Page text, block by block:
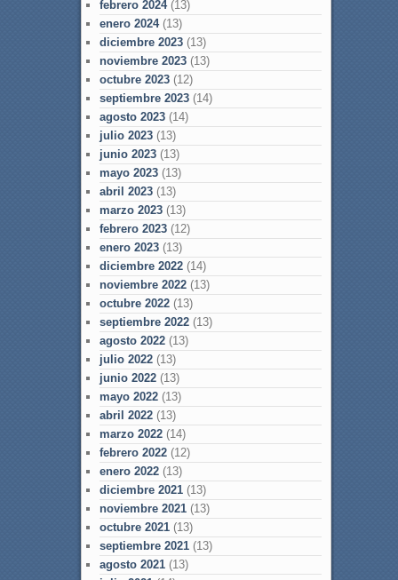
febrero 2024(13)
enero 2024(13)
diciembre 2023(13)
noviembre 2023(13)
octubre 2023(12)
septiembre 2023(14)
agosto 2023(14)
julio 2023(13)
junio 2023(13)
mayo 2023(13)
abril 2023(13)
marzo 2023(13)
febrero 2023(12)
enero 2023(13)
diciembre 2022(14)
noviembre 2022(13)
octubre 2022(13)
septiembre 2022(13)
agosto 2022(13)
julio 2022(13)
junio 2022(13)
mayo 2022(13)
abril 2022(13)
marzo 2022(14)
febrero 2022(12)
enero 2022(13)
diciembre 2021(13)
noviembre 2021(13)
octubre 2021(13)
septiembre 2021(13)
agosto 2021(13)